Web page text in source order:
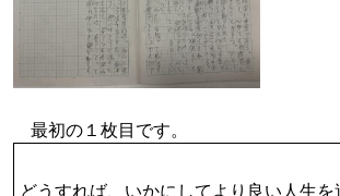
最初の１枚目です。
どうすれば、いかにしてより良い人生